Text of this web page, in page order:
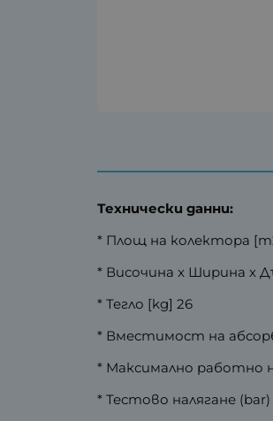
Технически данни:
* Площ на колектора
* Височина x Ширина х
* Тегло [kg] 26
* Вместимост на
* Максимално работно
* Тестово налягане (bar)